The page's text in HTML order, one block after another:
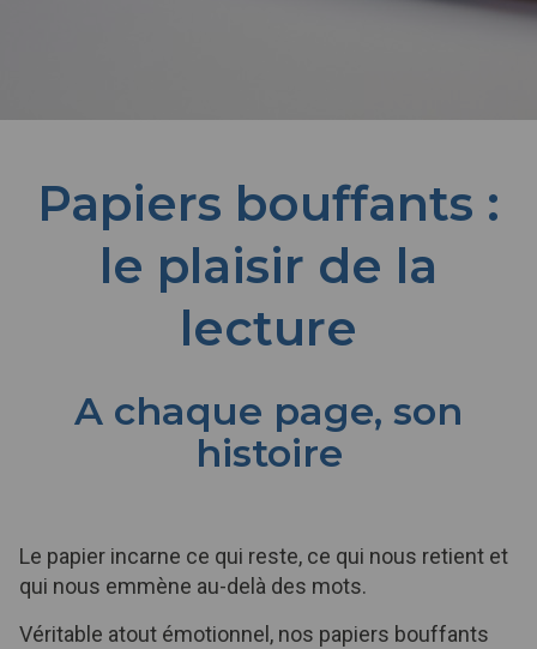
Papiers bouffants :
le plaisir de la
lecture
A chaque page, son
histoire
Le papier incarne ce qui reste, ce qui nous retient et
qui nous emmène au-delà des mots.
Véritable atout émotionnel, nos papiers bouffants